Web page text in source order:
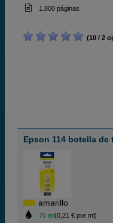
1.800 páginas
(10 / 2
Epson 114 botella de
amarillo
70 ml(0,21 € por ml)